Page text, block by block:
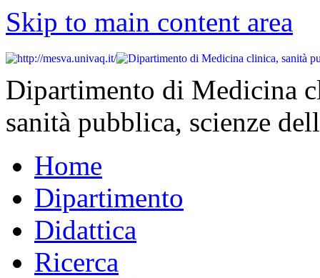
Skip to main content area
Dipartimento di Medicina
sanità pubblica, scienze
Home
Dipartimento
Didattica
Ricerca